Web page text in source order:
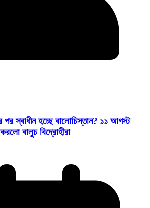
পর স্বাধীন হচ্ছে বালোচিস্তান? ১১ আগস্ট
বালুচ বিদ্রোহীরা